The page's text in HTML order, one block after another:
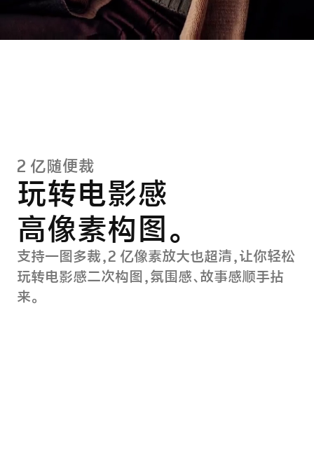
2 亿随便裁
玩转电影感
高像素构图。
支持一图多裁，2 亿像素放大也超清，让你轻松
玩转电影感二次构图，氛围感、故事感顺手拈
来。